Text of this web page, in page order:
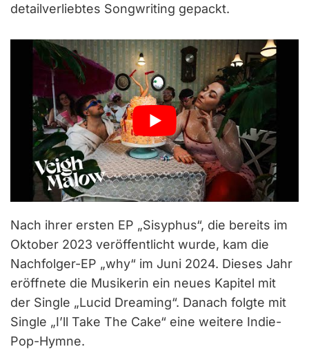
detailverliebtes Songwriting gepackt.
Nach ihrer ersten EP „Sisyphus“, die bereits im
Oktober 2023 veröffentlicht wurde, kam die
Nachfolger-EP „why“ im Juni 2024. Dieses Jahr
eröffnete die Musikerin ein neues Kapitel mit
der Single „Lucid Dreaming“. Danach folgte mit
Single „I’ll Take The Cake“ eine weitere Indie-
Pop-Hymne.